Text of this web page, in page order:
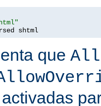
shtml
que